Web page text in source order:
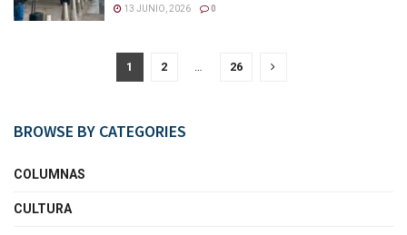
13 JUNIO, 2026 0
1 2 … 26
BROWSE BY CATEGORIES
COLUMNAS
CULTURA